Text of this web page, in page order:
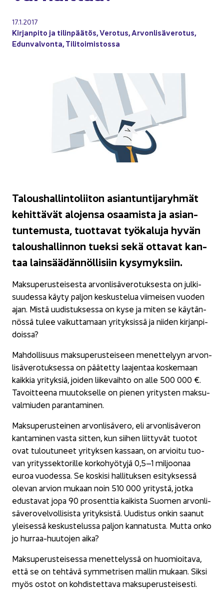
17.1.2017
Kir­jan­pi­to ja ti­lin­pää­tös,Ve­ro­tus,Ar­von­li­sä­ve­ro­tus,
Edun­val­von­ta,Ti­li­toi­mis­tos­sa
Ta­lous­hal­lin­to­lii­ton asian­tun­ti­ja­ryh­mät
ke­hit­tä­vät alo­jen­sa osaa­mis­ta ja asian­
tun­te­mus­ta, tuot­ta­vat työ­ka­lu­ja hyvän
ta­lous­hal­lin­non tuek­si sekä ot­ta­vat kan­
taa lain­sää­dän­nöl­li­siin ky­sy­myk­siin.
Mak­su­pe­rus­tei­ses­ta ar­von­li­sä­ve­ro­tuk­ses­ta on jul­ki­
suu­des­sa käyty pal­jon kes­kus­te­lua vii­mei­sen vuo­den
ajan. Mistä uu­dis­tuk­ses­sa on kyse ja miten se käy­tän­
nös­sä tulee vai­kut­ta­maan yri­tyk­sis­sä ja nii­den kir­jan­pi­
dois­sa?
Mah­dol­li­suus mak­su­pe­rus­tei­seen me­net­te­lyyn ar­von­
li­sä­ve­ro­tuk­ses­sa on pää­tet­ty laa­jen­taa kos­ke­maan
kaik­kia yri­tyk­siä, joi­den lii­ke­vaih­to on alle 500 000 €.
Ta­voit­tee­na muu­tok­sel­le on pie­nen yri­tys­ten mak­su­
val­miu­den pa­ran­ta­mi­nen.
Mak­su­pe­rus­tei­nen ar­von­li­sä­ve­ro, eli ar­von­li­sä­ve­ron
kan­ta­mi­nen vasta sit­ten, kun sii­hen liit­ty­vät tuo­tot
ovat tu­lou­tu­neet yri­tyk­sen kas­saan, on ar­vioi­tu tuo­
van yri­tys­sek­to­ril­le kor­ko­hyö­ty­jä 0,5–1 mil­joo­naa
euroa vuo­des­sa. Se kos­ki­si hal­li­tuk­sen esi­tyk­ses­sä
ole­van ar­vion mu­kaan noin 510 000 yri­tys­tä, jotka
edus­ta­vat jopa 90 pro­sent­tia kai­kis­ta Suo­men ar­von­li­
sä­ve­ro­vel­vol­li­sis­ta yri­tyk­sis­tä. Uu­dis­tus onkin saa­nut
ylei­ses­sä kes­kus­te­lus­sa pal­jon kan­na­tus­ta. Mutta onko
jo hurraa-​huutojen aika?
Mak­su­pe­rus­tei­ses­sa me­net­te­lys­sä on huo­mioi­ta­va,
että se on teh­tä­vä sym­met­ri­sen mal­lin mu­kaan. Siksi
myös ostot on koh­dis­tet­ta­va mak­su­pe­rus­tei­ses­ti.